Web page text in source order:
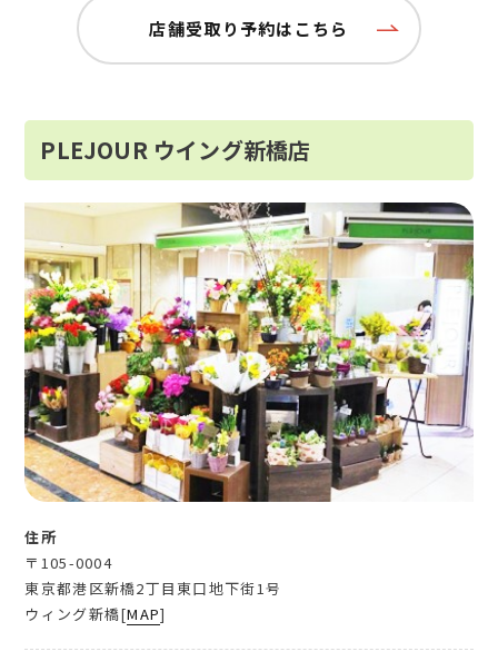
店舗受取り予約はこちら
PLEJOUR ウイング新橋店
住所
〒105-0004
東京都港区新橋2丁目東口地下街1号
ウィング新橋[MAP]